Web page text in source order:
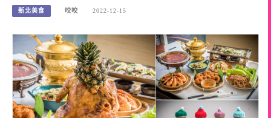
新北美食 咬咬 2022-12-15